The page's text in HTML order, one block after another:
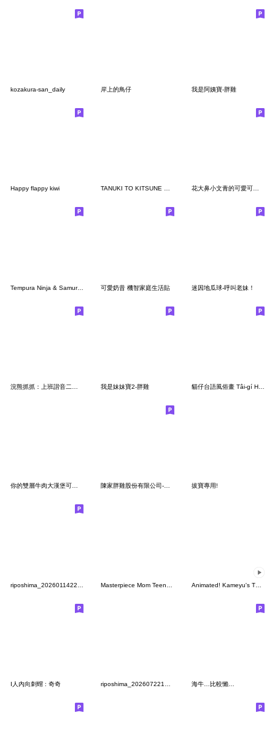
kozakura-san_daily 岸上的鳥仔 我是阿姨寶-胖雞
Happy flappy kiwi TANUKI TO KITSUNE YURUTTO Stickers 花大鼻小文青的可愛可愛日常
Tempura Ninja & Samurai &Pan Hokkori 可愛奶昔 機智家庭生活貼 迷因地瓜球-呼叫老妹！
我是妹妹寶2-胖雞 貓仔台語風俗畫 Tâi-gí Hong-sio̍k-uē
你的雙層牛肉大漢堡可以借我咬一口嗎 陳家胖雞股份有限公司-諧音梗部門 拔寶專用!
Animated! Kameyu's Turtle Stickers2
I人內向刺蝟 : 奇奇 海牛…比較懶…